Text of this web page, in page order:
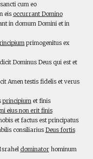
cum eo
eis occurrant Domino
in domum Domini et in
primogenitus ex
Dominus Deus qui est et
Amen testis fidelis et verus
principiumet finis
eius non erit finis
et factus est principatus
consiliarius Deus fortis
dominatorhominum